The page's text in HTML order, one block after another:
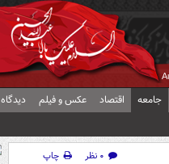
جامعه اقتصاد عکس و فیلم دیدگاه
۰ نظر
چاپ